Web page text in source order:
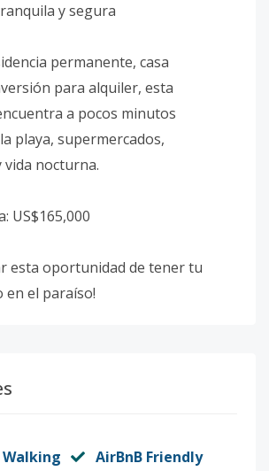
y segura
permanente, casa
para alquiler, esta
a pocos minutos
playa, supermercados,
nocturna.
US$165,000
esta oportunidad de tener tu
en el paraíso!
AirBnB Friendly